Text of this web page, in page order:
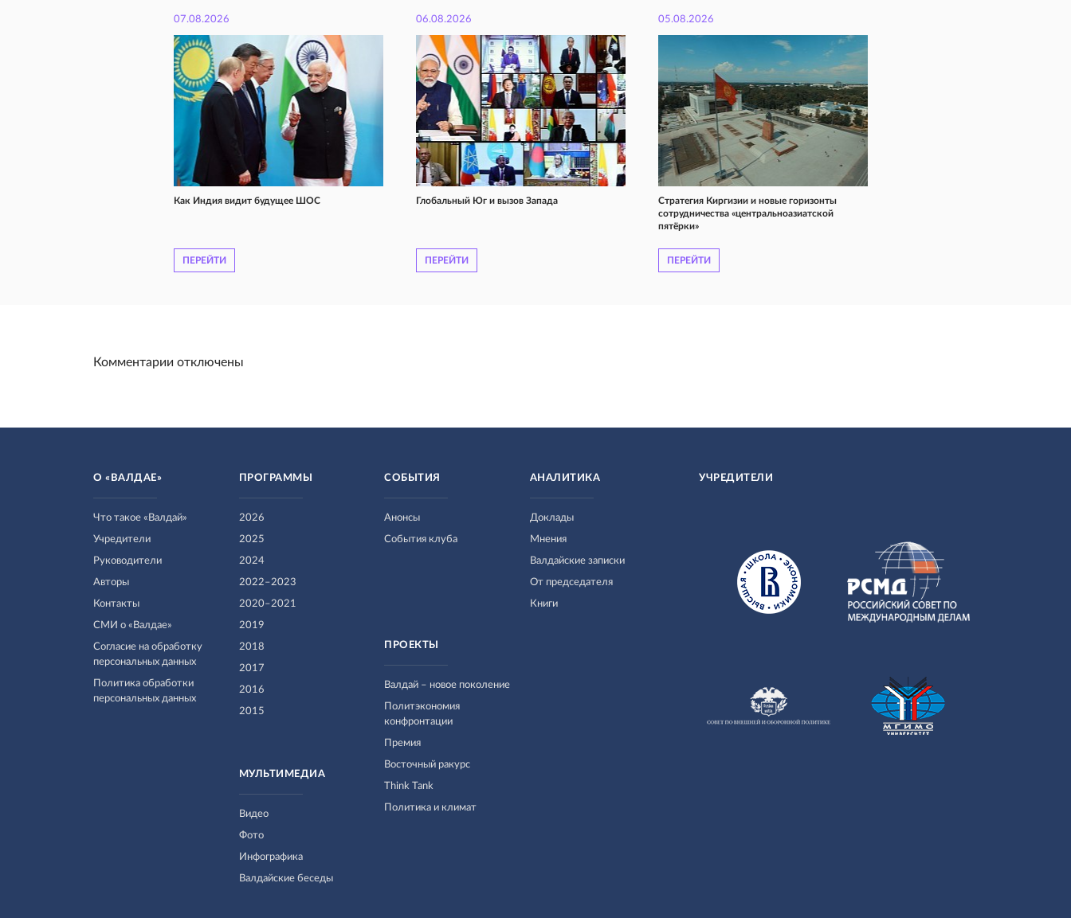
07.08.2026
Как Индия видит будущее ШОС
ПЕРЕЙТИ
06.08.2026
Глобальный Юг и вызов Запада
ПЕРЕЙТИ
05.08.2026
Стратегия Киргизии и новые горизонты
сотрудничества «центральноазиатской
пятёрки»
ПЕРЕЙТИ
Комментарии отключены
О «ВАЛДАЕ»
Что такое «Валдай»
Учредители
Руководители
Авторы
Контакты
СМИ о «Валдае»
Согласие на обработку
персональных данных
Политика обработки
персональных данных
ПРОГРАММЫ
2026
2025
2024
2022–2023
2020–2021
2019
2018
2017
2016
2015
МУЛЬТИМЕДИА
Видео
Фото
Инфографика
Валдайские беседы
СОБЫТИЯ
Анонсы
События клуба
ПРОЕКТЫ
Валдай – новое поколение
Политэкономия
конфронтации
Премия
Восточный ракурс
Think Tank
Политика и климат
АНАЛИТИКА
Доклады
Мнения
Валдайские записки
От председателя
Книги
УЧРЕДИТЕЛИ